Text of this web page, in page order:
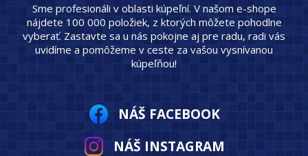
Sme profesionáli v oblasti kúpeľní. V našom e-shope
nájdete 100 000 položiek, z ktorých môžete pohodlne
vyberať. Zastavte sa u nás pokojne aj pre radu, radi vás
uvidíme a pomôžeme v ceste za vašou vysnívanou
kúpeľňou!
NÁŠ FACEBOOK
NÁŠ INSTAGRAM